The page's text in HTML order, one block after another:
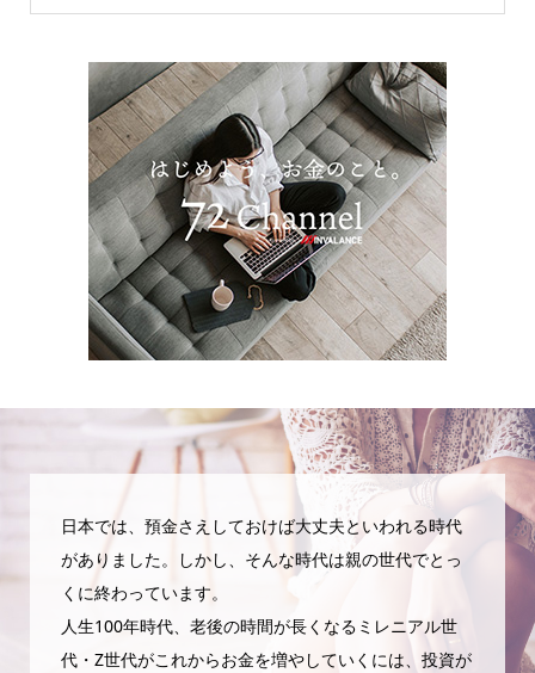
日本では、預金さえしておけば大丈夫といわれる時代
がありました。しかし、そんな時代は親の世代でとっ
くに終わっています。
人生100年時代、老後の時間が長くなるミレニアル世
代・Z世代がこれからお金を増やしていくには、投資が